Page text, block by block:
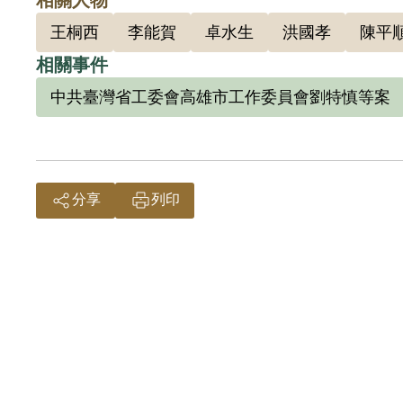
線，
1999
王桐西 李能賀 卓水生 洪國孝 陳平
相關事件
中共臺灣省工委會高雄市工作委員會劉特慎等案
分享 列印